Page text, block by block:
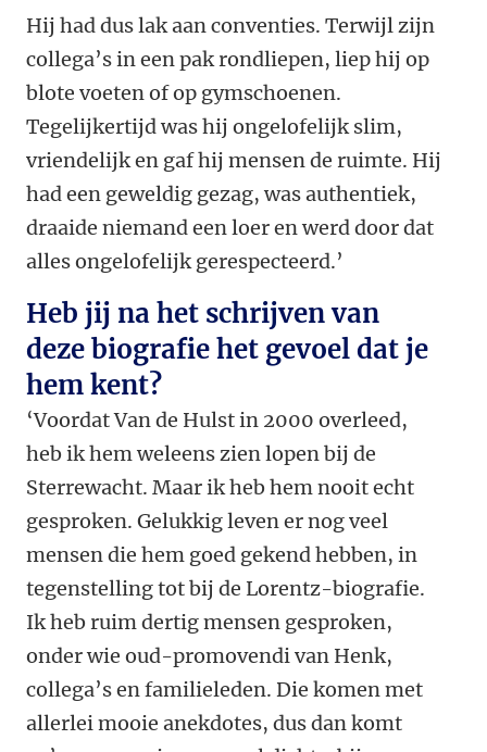
Hij had dus lak aan conventies. Terwijl zijn
collega’s in een pak rondliepen, liep hij op
blote voeten of op gymschoenen.
Tegelijkertijd was hij ongelofelijk slim,
vriendelijk en gaf hij mensen de ruimte. Hij
had een geweldig gezag, was authentiek,
draaide niemand een loer en werd door dat
alles ongelofelijk gerespecteerd.’
Heb jij na het schrijven van
deze biografie het gevoel dat je
hem kent?
‘Voordat Van de Hulst in 2000 overleed,
heb ik hem weleens zien lopen bij de
Sterrewacht. Maar ik heb hem nooit echt
gesproken. Gelukkig leven er nog veel
mensen die hem goed gekend hebben, in
tegenstelling tot bij de Lorentz-biografie.
Ik heb ruim dertig mensen gesproken,
onder wie oud-promovendi van Henk,
collega’s en familieleden. Die komen met
allerlei mooie anekdotes, dus dan komt